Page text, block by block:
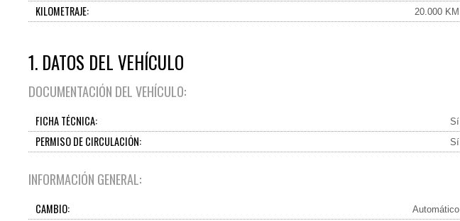
KILOMETRAJE: 20.000 KM
1. DATOS DEL VEHÍCULO
DOCUMENTACIÓN DEL VEHÍCULO:
FICHA TÉCNICA: Sí
PERMISO DE CIRCULACIÓN: Sí
INFORMACIÓN GENERAL:
CAMBIO: Automático